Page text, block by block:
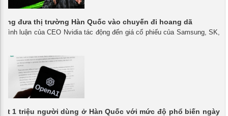
đưa thị trường Hàn Quốc vào chuyến đi hoang dã
Bình luận của CEO Nvidia tác động đến giá cổ phiếu của Samsung, SK,
1 triệu người dùng ở Hàn Quốc với mức độ phổ biến ngày